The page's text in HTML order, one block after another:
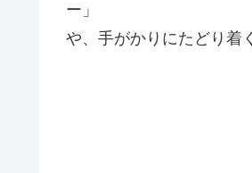
ー」
や、手がかりにたどり着